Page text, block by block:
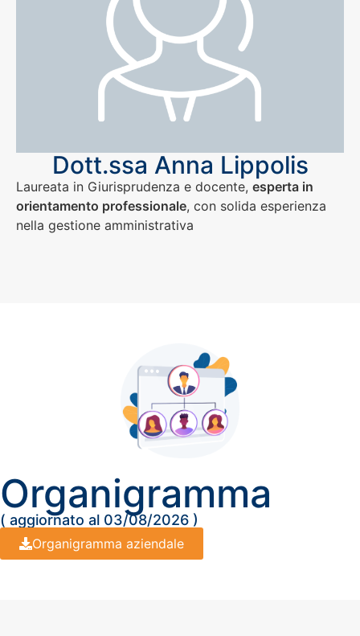
Dott.ssa Anna Lippolis
Laureata in Giurisprudenza e docente, esperta in
orientamento professionale, con solida esperienza
nella gestione amministrativa
Organigramma
( aggiornato al 03/08/2026 )
Organigramma aziendale